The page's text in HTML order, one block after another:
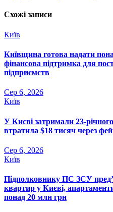
Схожі записи
Київ
Київщина готова надати
фінансова підтримка для
підприємств
Сер 6, 2026
Київ
У Києві затримали 23-
втратила $18 тисяч через
Сер 6, 2026
Київ
Підполковнику ПС ЗСУ
квартир у Києві,
понад 20 млн грн